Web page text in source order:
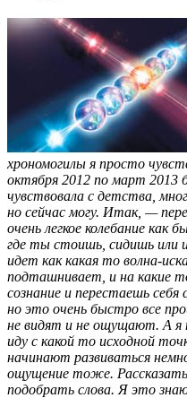
хрономогилы я просто
октября 2012 по март 2013
чувствовала с детства,
но сейчас могу. Итак, —
очень легкое колебание
где ты стоишь, сидишь или
идет как какая то волна-
подташнивает, и на какие
сознание и перестаешь
но это очень быстро все
не видят и не ощущают. А я
иду с какой то исходной
начинают развиваться
ощущение тоже. Рассказать
подобрать слова. Я это